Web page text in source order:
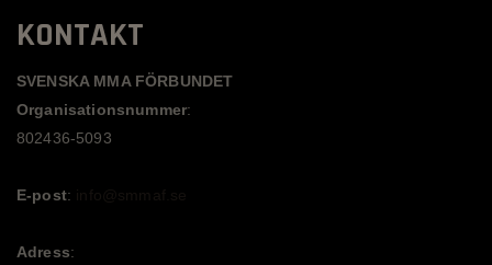
KONTAKT
SVENSKA MMA FÖRBUNDET
Organisationsnummer:
802436-5093
E-post:
Adress: